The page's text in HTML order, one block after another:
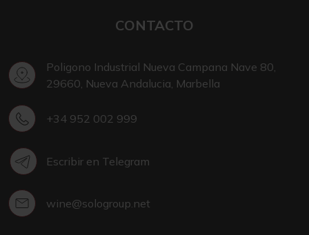
CONTACTO
Poligono Industrial Nueva Campana Nave 80,
29660, Nueva Andalucia, Marbella
+34 952 002 999
Escribir en Telegram
wine@sologroup.net